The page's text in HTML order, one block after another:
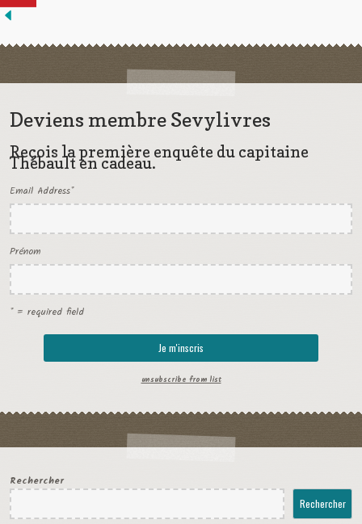
Deviens membre Sevylivres
Reçois la première enquête du capitaine
Thébault en cadeau.
Email Address*
Prénom
* = required field
unsubscribe from list
Rechercher
Rechercher